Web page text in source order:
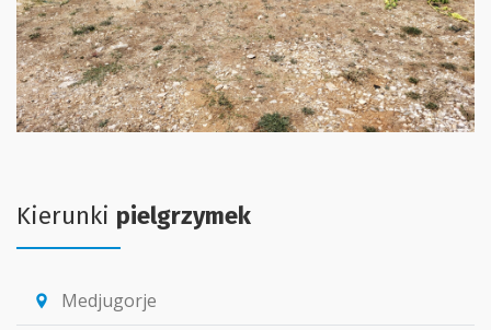
Kierunki pielgrzymek
location_pin Medjugorje